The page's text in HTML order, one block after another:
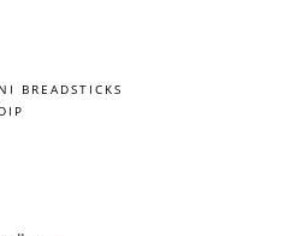
BREADSTICKS